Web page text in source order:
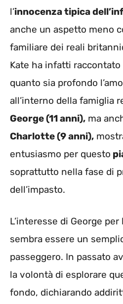
l’innocenza tipica
anche un aspetto meno
familiare dei reali
Kate ha infatti
quanto sia profondo
all’interno della famiglia
George (11 anni), ma
Charlotte (9 anni),
entusiasmo per questo
soprattutto nella fase di
dell’impasto.
L’interesse di George
sembra essere un
passeggero. In passato
la volontà di esplorare
fondo, dichiarando